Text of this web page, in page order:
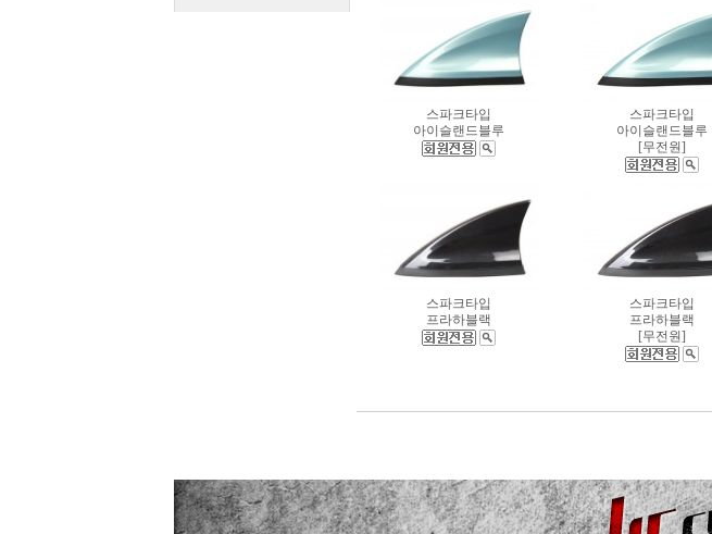
스파크타입
아이슬랜드블루
스파크타입
아이슬랜드블루
[무전원]
스파크타입
프라하블랙
스파크타입
프라하블랙
[무전원]